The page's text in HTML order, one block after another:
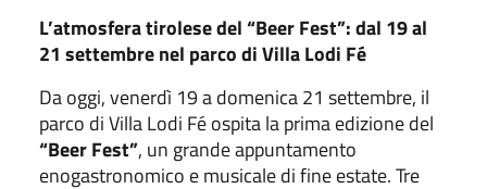
L’atmosfera tirolese del “Beer Fest”: dal 19 al
21 settembre nel parco di Villa Lodi Fé
Da oggi, venerdì 19 a domenica 21 settembre, il
parco di Villa Lodi Fé ospita la prima edizione del
“Beer Fest”, un grande appuntamento
enogastronomico e musicale di fine estate. Tre